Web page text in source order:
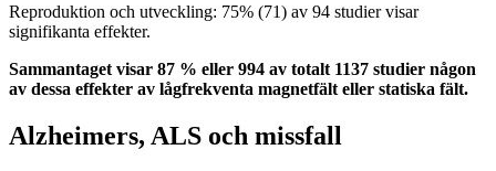
Reproduktion och utveckling: 75% (71) av 94 studier visar
signifikanta effekter.
Sammantaget visar 87 % eller 994 av totalt 1137 studier någon
av dessa effekter av lågfrekventa magnetfält eller statiska fält.
Alzheimers, ALS och missfall